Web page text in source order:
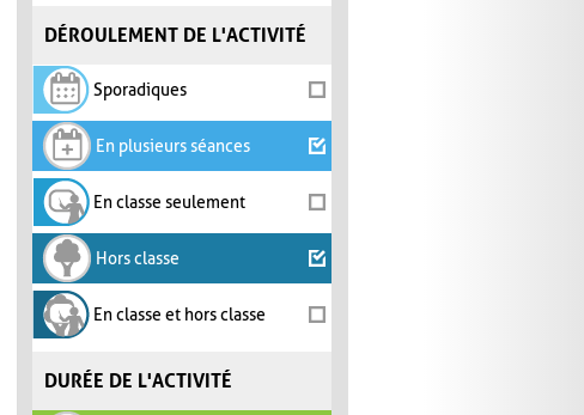
DÉROULEMENT DE L'ACTIVITÉ
Sporadiques
En plusieurs séances
En classe seulement
Hors classe
En classe et hors classe
DURÉE DE L'ACTIVITÉ